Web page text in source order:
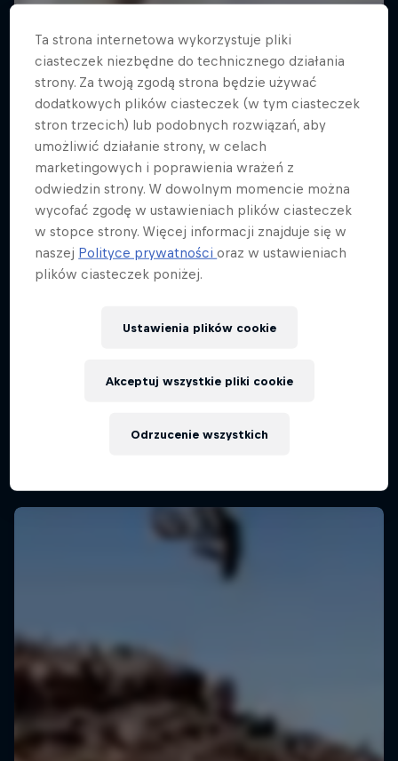
ABC...
2 sezon · 12 odcinków
Ta strona internetowa wykorzystuje pliki
ciasteczek niezbędne do technicznego działania
strony. Za twoją zgodą strona będzie używać
dodatkowych plików ciasteczek (w tym ciasteczek
stron trzecich) lub podobnych rozwiązań, aby
umożliwić działanie strony, w celach
marketingowych i poprawienia wrażeń z
odwiedzin strony. W dowolnym momencie można
wycofać zgodę w ustawieniach plików ciasteczek
w stopce strony. Więcej informacji znajduje się w
naszej Polityce prywatnościoraz w ustawieniach
plików ciasteczek poniżej.
Ustawienia plików cookie
Odrzucenie wszystkich
Akceptuj wszystkie pliki cookie